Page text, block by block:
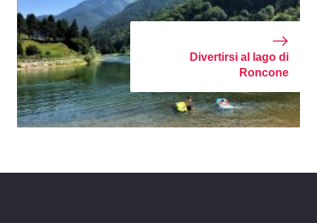
Divertirsi al lago di
Roncone